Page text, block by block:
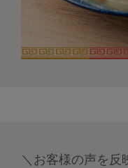
＼お客様の声を反